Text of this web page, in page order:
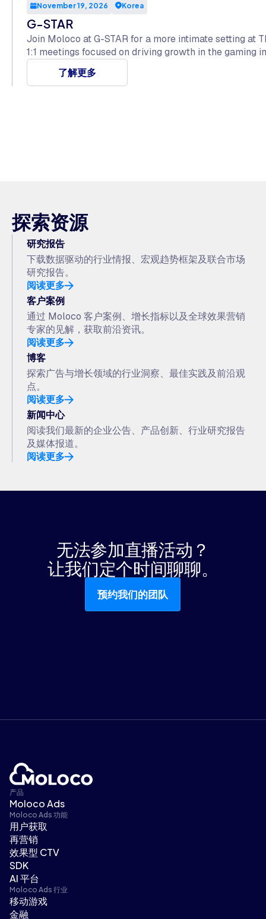
November 19, 2026 Korea
G-STAR
Join Moloco at G-STAR for a more intimate setting at
1:1 meetings focused on driving growth in the gaming
了解更多
探索资源
研究报告
下载数据驱动的行业情报、宏观趋势框架及联合市场
研究报告。
阅读更多
客户案例
通过 Moloco 客户案例、增长指标以及全球效果营销
专家的见解，获取前沿资讯。
阅读更多
博客
探索广告与增长领域的行业洞察、最佳实践及前沿观
点。
阅读更多
新闻中心
阅读我们最新的企业公告、产品创新、行业研究报告
及媒体报道。
阅读更多
无法参加直播活动？
让我们定个时间聊聊。
预约我们的团队
产品
Moloco Ads
Moloco Ads 功能
用户获取
再营销
效果型 CTV
SDK
AI 平台
Moloco Ads 行业
移动游戏
金融